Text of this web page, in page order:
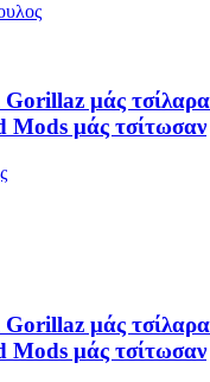
μάς
Mods μάς τσίτωσαν
μάς
Mods μάς τσίτωσαν